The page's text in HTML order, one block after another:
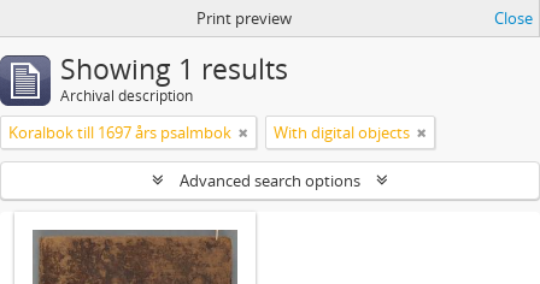
Print preview Close
Showing 1 results
Archival description
Koralbok till 1697 års psalmbok With digital objects
Advanced search options